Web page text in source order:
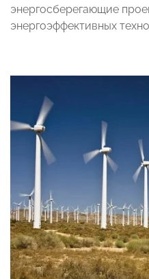
энергосберегающие
энергоэффективных